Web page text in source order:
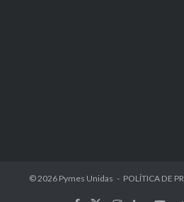
© 2026 Pymes Unidas POLÍTICA DE